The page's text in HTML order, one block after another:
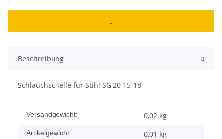
Beschreibung
Schlauchschelle für Stihl SG 20 15-18
Versandgewicht: 0,02 kg
Artikelgewicht: 0,01 kg